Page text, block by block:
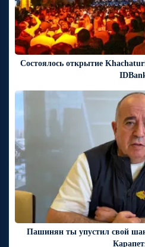
Состоялось открытие
Пашинян ты упустил свой